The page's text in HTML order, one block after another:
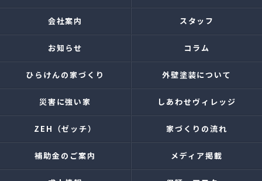
会社案内 スタッフ
お知らせ コラム
ひらけんの家づくり 外壁塗装について
災害に強い家 しあわせヴィレッジ
ZEH（ゼッチ） 家づくりの流れ
補助金のご案内 メディア掲載